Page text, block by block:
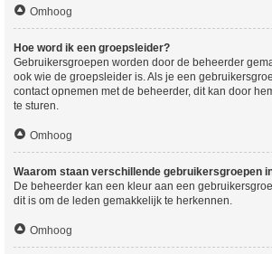
Omhoog
Hoe word ik een groepsleider?
Gebruikersgroepen worden door de beheerder
ook wie de groepsleider is. Als je een
contact opnemen met de beheerder, dit kan door
te sturen.
Omhoog
Waarom staan verschillende gebruikersgroepen
De beheerder kan een kleur aan een
dit is om de leden gemakkelijk te herkennen.
Omhoog